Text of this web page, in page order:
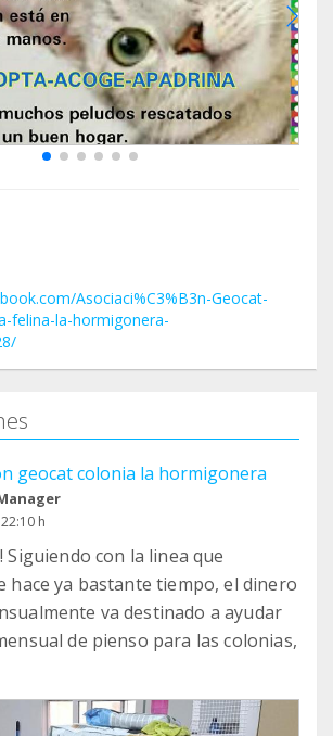
Asociaci%C3%B3n-Geocat-
felina-la-hormigonera-
geocat colonia la hormigonera
h
Siguiendo con la linea que
hace ya bastante tiempo, el dinero
va destinado a ayudar
de pienso para las colonias,